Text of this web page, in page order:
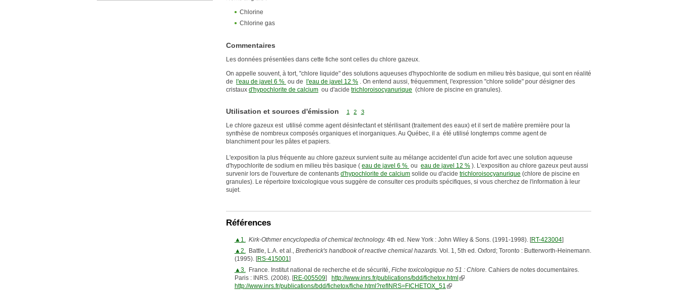
Chlorine
Chlorine gas
Commentaires
Les données présentées dans cette fiche sont celles du chlore gazeux.
On appelle souvent, à tort, "chlore liquide" des solutions aqueuses d'hypochlorite de sodium en milieu très basique, qui sont en réalité
de l'eau de javel 6 % ou de l'eau de javel 12 % . On entend aussi, fréquemment, l'expression "chlore solide" pour désigner des
cristaux d'hypochlorite de calcium ou d'acide trichloroisocyanurique (chlore de piscine en granules).
Utilisation et sources d'émission 1 2 3
Le chlore gazeux est utilisé comme agent désinfectant et stérilisant (traitement des eaux) et il sert de matière première pour la
synthèse de nombreux composés organiques et inorganiques. Au Québec, il a été utilisé longtemps comme agent de
blanchiment pour les pâtes et papiers.
L'exposition la plus fréquente au chlore gazeux survient suite au mélange accidentel d'un acide fort avec une solution aqueuse
d'hypochlorite de sodium en milieu très basique ( eau de javel 6 % ou eau de javel 12 % ). L'exposition au chlore gazeux peut aussi
survenir lors de l'ouverture de contenants d'hypochlorite de calcium solide ou d'acide trichloroisocyanurique (chlore de piscine en
granules). Le répertoire toxicologique vous suggère de consulter ces produits spécifiques, si vous cherchez de l'information à leur
sujet.
Références
▲1. Kirk-Othmer encyclopedia of chemical technology. 4th ed. New York : John Wiley & Sons. (1991-1998). [RT-423004]
▲2.Battle, L.A. et al., Bretherick's handbook of reactive chemical hazards. Vol. 1, 5th ed. Oxford; Toronto : Butterworth-Heinemann.
(1995). [RS-415001]
▲3.France. Institut national de recherche et de sécurité, Fiche toxicologique no 51 : Chlore. Cahiers de notes documentaires.
Paris : INRS. (2008). [RE-005509] http://www.inrs.fr/publications/bdd/fichetox.html
http://www.inrs.fr/publications/bdd/fichetox/fiche.html?refINRS=FICHETOX_51